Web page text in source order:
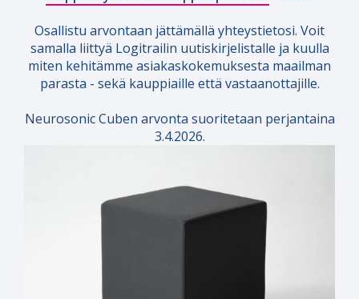
Osallistu arvontaan jättämällä yhteystietosi. Voit
samalla liittyä Logitrailin uutiskirjelistalle ja kuulla
miten kehitämme asiakaskokemuksesta maailman
parasta - sekä kauppiaille että vastaanottajille.
Neurosonic Cuben arvonta suoritetaan perjantaina
3.4.2026.